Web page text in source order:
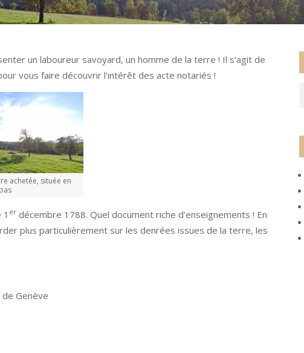
un laboureur savoyard, un homme de la terre ! Il s’agit de
vous faire découvrir l’intérêt des acte notariés !
achetée, située en
1 er décembre 1788. Quel document riche d’enseignements ! En
plus particulièrement sur les denrées issues de la terre, les
Genève